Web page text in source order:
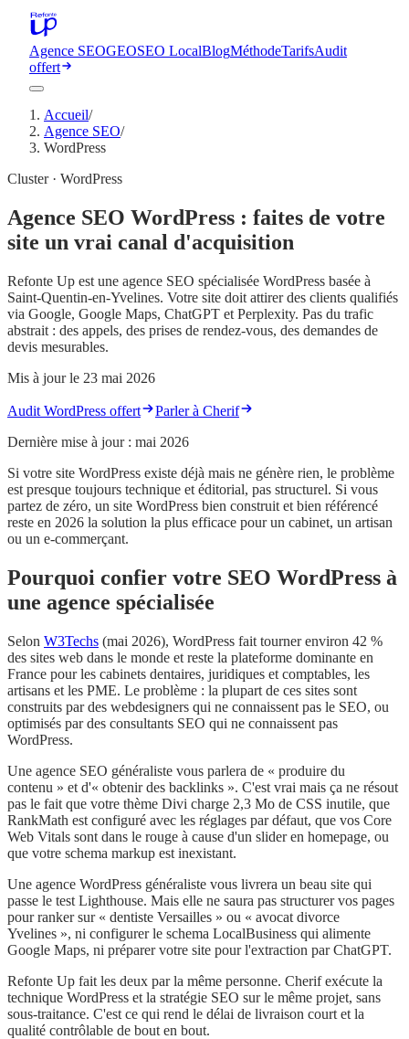
Agence SEOGEOSEO LocalBlogMéthodeTarifsAudit
offert
Accueil/
Agence SEO/
WordPress
Cluster · WordPress
Agence SEO WordPress : faites de votre
site un vrai canal d'acquisition
Refonte Up est une agence SEO spécialisée WordPress basée à
Saint-Quentin-en-Yvelines. Votre site doit attirer des clients qualifiés
via Google, Google Maps, ChatGPT et Perplexity. Pas du trafic
abstrait : des appels, des prises de rendez-vous, des demandes de
devis mesurables.
Mis à jour le 23 mai 2026
Audit WordPress offert
Parler à Cherif
Dernière mise à jour : mai 2026
Si votre site WordPress existe déjà mais ne génère rien, le problème
est presque toujours technique et éditorial, pas structurel. Si vous
partez de zéro, un site WordPress bien construit et bien référencé
reste en 2026 la solution la plus efficace pour un cabinet, un artisan
ou un e-commerçant.
Pourquoi confier votre SEO WordPress à
une agence spécialisée
Selon W3Techs (mai 2026), WordPress fait tourner environ 42 %
des sites web dans le monde et reste la plateforme dominante en
France pour les cabinets dentaires, juridiques et comptables, les
artisans et les PME. Le problème : la plupart de ces sites sont
construits par des webdesigners qui ne connaissent pas le SEO, ou
optimisés par des consultants SEO qui ne connaissent pas
WordPress.
Une agence SEO généraliste vous parlera de « produire du
contenu » et d'« obtenir des backlinks ». C'est vrai mais ça ne résout
pas le fait que votre thème Divi charge 2,3 Mo de CSS inutile, que
RankMath est configuré avec les réglages par défaut, que vos Core
Web Vitals sont dans le rouge à cause d'un slider en homepage, ou
que votre schema markup est inexistant.
Une agence WordPress généraliste vous livrera un beau site qui
passe le test Lighthouse. Mais elle ne saura pas structurer vos pages
pour ranker sur « dentiste Versailles » ou « avocat divorce
Yvelines », ni configurer le schema LocalBusiness qui alimente
Google Maps, ni préparer votre site pour l'extraction par ChatGPT.
Refonte Up fait les deux par la même personne. Cherif exécute la
technique WordPress et la stratégie SEO sur le même projet, sans
sous-traitance. C'est ce qui rend le délai de livraison court et la
qualité contrôlable de bout en bout.